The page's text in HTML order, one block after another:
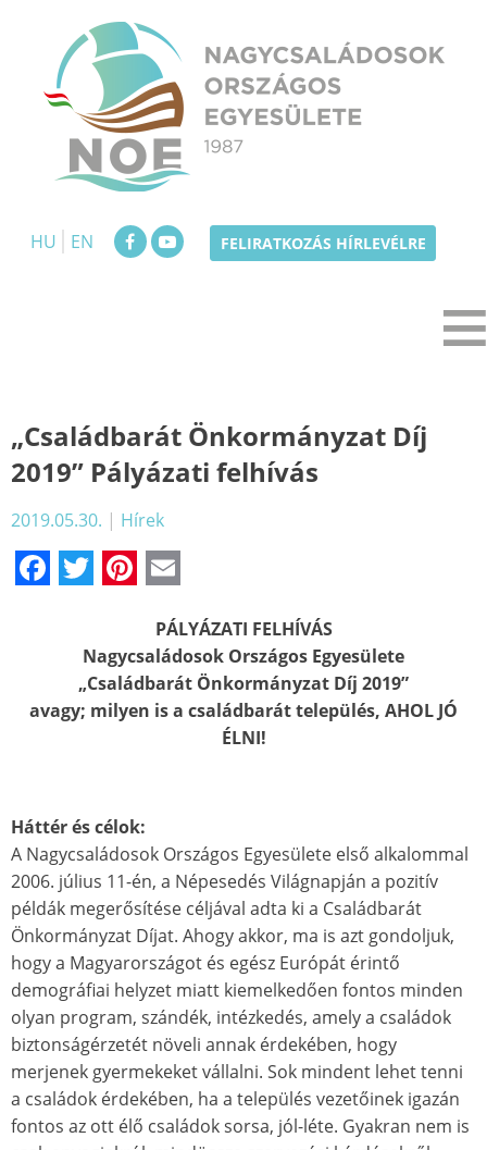
content
HU
EN FELIRATKOZÁS HÍRLEVÉLRE
„Családbarát Önkormányzat Díj
2019” Pályázati felhívás
2019.05.30. | Hírek
Facebook
TwitterPinterest
PÁLYÁZATI FELHÍVÁS
Nagycsaládosok Országos Egyesülete
„Családbarát Önkormányzat Díj 2019”
avagy; milyen is a családbarát település, AHOL JÓ
ÉLNI!
Háttér és célok:
A Nagycsaládosok Országos Egyesülete első alkalommal
2006. július 11-én, a Népesedés Világnapján a pozitív
példák megerősítése céljával adta ki a Családbarát
Önkormányzat Díjat. Ahogy akkor, ma is azt gondoljuk,
hogy a Magyarországot és egész Európát érintő
demográfiai helyzet miatt kiemelkedően fontos minden
olyan program, szándék, intézkedés, amely a családok
biztonságérzetét növeli annak érdekében, hogy
merjenek gyermekeket vállalni. Sok mindent lehet tenni
a családok érdekében, ha a település vezetőinek igazán
fontos az ott élő családok sorsa, jól-léte. Gyakran nem is